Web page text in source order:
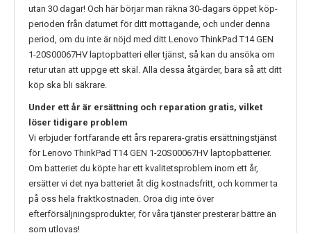
utan 30 dagar! Och här börjar man räkna 30-dagars öppet köp-
perioden från datumet för ditt mottagande, och under denna
period, om du inte är nöjd med ditt Lenovo ThinkPad T14 GEN
1-20S00067HV laptopbatteri eller tjänst, så kan du ansöka om
retur utan att uppge ett skäl. Alla dessa åtgärder, bara så att ditt
köp ska bli säkrare.
Under ett år är ersättning och reparation gratis, vilket
löser tidigare problem
Vi erbjuder fortfarande ett års reparera-gratis ersättningstjänst
förLenovo ThinkPad T14 GEN 1-20S00067HV laptopbatterier.
Om batteriet du köpte har ett kvalitetsproblem inom ett år,
ersätter vi det nya batteriet åt dig kostnadsfritt, och kommer ta
på oss hela fraktkostnaden. Oroa dig inte över
efterförsäljningsprodukter, för våra tjänster presterar bättre än
som utlovas!